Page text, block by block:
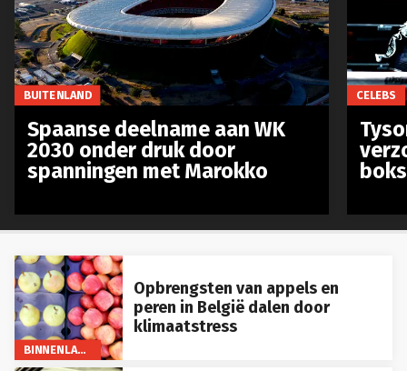
BINNENLAND
Opbrengsten van appels en
peren in België dalen door
klimaatstress
BUITENLAND
Spaanse deelname aan WK
2030 onder druk door
spanningen met Marokko
CELEBS